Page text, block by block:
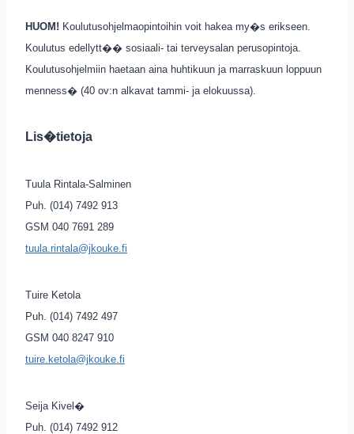
HUOM! Koulutusohjelmaopintoihin voit hakea my�s erikseen.
Koulutus edellytt�� sosiaali- tai terveysalan perusopintoja.
Koulutusohjelmiin haetaan aina huhtikuun ja marraskuun loppuun
menness� (40 ov:n alkavat tammi- ja elokuussa).
Lis�tietoja
Tuula Rintala-Salminen
Puh. (014) 7492 913
GSM 040 7691 289
tuula.rintala@jkouke.fi
Tuire Ketola
Puh. (014) 7492 497
GSM 040 8247 910
tuire.ketola@jkouke.fi
Seija Kivel�
Puh. (014) 7492 912